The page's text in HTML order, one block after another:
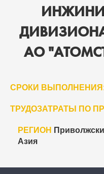
АО
СРОКИ
ТРУДОЗАТРАТЫ ПО
РЕГИОН
Азия